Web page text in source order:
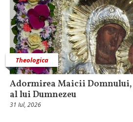
Theologica
Adormirea Maicii Domnului,
al lui Dumnezeu
31 Iul, 2026